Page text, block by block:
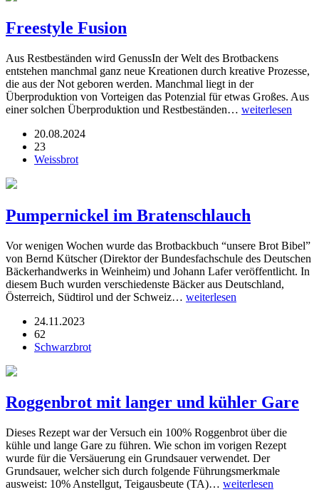
Freestyle Fusion
Aus Restbeständen wird GenussIn der Welt des Brotbackens
entstehen manchmal ganz neue Kreationen durch kreative Prozesse,
die aus der Not geboren werden. Manchmal liegt in der
Überproduktion von Vorteigen das Potenzial für etwas Großes. Aus
einer solchen Überproduktion und Restbeständen… weiterlesen
20.08.2024
23
Weissbrot
Pumpernickel im Bratenschlauch
Vor wenigen Wochen wurde das Brotbackbuch “unsere Brot Bibel”
von Bernd Kütscher (Direktor der Bundesfachschule des Deutschen
Bäckerhandwerks in Weinheim) und Johann Lafer veröffentlicht. In
diesem Buch wurden verschiedenste Bäcker aus Deutschland,
Österreich, Südtirol und der Schweiz… weiterlesen
24.11.2023
62
Schwarzbrot
Roggenbrot mit langer und kühler Gare
Dieses Rezept war der Versuch ein 100% Roggenbrot über die
kühle und lange Gare zu führen. Wie schon im vorigen Rezept
wurde für die Versäuerung ein Grundsauer verwendet. Der
Grundsauer, welcher sich durch folgende Führungsmerkmale
ausweist: 10% Anstellgut, Teigausbeute (TA)… weiterlesen